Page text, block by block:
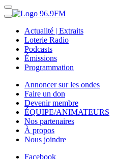
Actualité | Extraits
Loterie Radio
Podcasts
Émissions
Programmation
Annoncer sur les ondes
Faire un don
Devenir membre
ÉQUIPE/ANIMATEURS
Nos partenaires
À propos
Nous joindre
Facebook